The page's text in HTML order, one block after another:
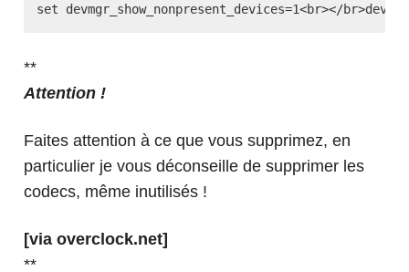
**
Attention !
Faites attention à ce que vous supprimez, en
particulier je vous déconseille de supprimer les
codecs, même inutilisés !
[via overclock.net]
**